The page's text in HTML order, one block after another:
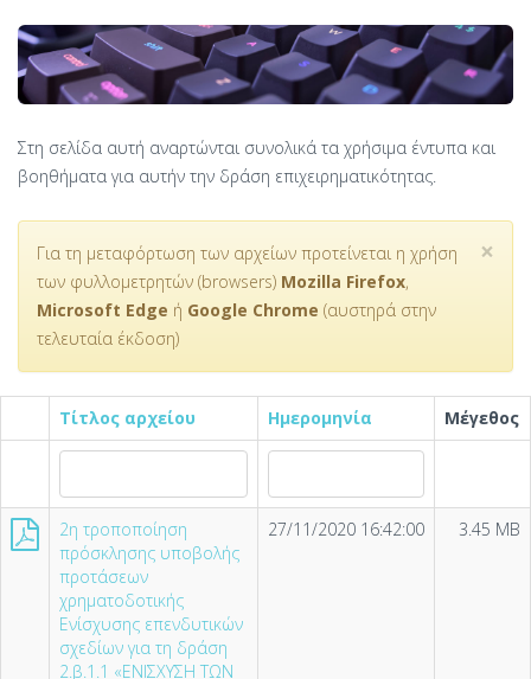
Στη σελίδα αυτή αναρτώνται συνολικά τα χρήσιμα έντυπα και
βοηθήματα για αυτήν την δράση επιχειρηματικότητας.
×
Για τη μεταφόρτωση των αρχείων προτείνεται η χρήση
των φυλλομετρητών (browsers) Mozilla Firefox,
Microsoft Edge ή Google Chrome (αυστηρά στην
τελευταία έκδοση)
Τίτλος αρχείου Ημερομηνία Μέγεθος
2η τροποποίηση
πρόσκλησης υποβολής
προτάσεων
χρηματοδοτικής
Ενίσχυσης επενδυτικών
σχεδίων για τη δράση
2.β.1.1 «ΕΝΙΣΧΥΣΗ ΤΩΝ
27/11/2020 16:42:00 3.45 MB